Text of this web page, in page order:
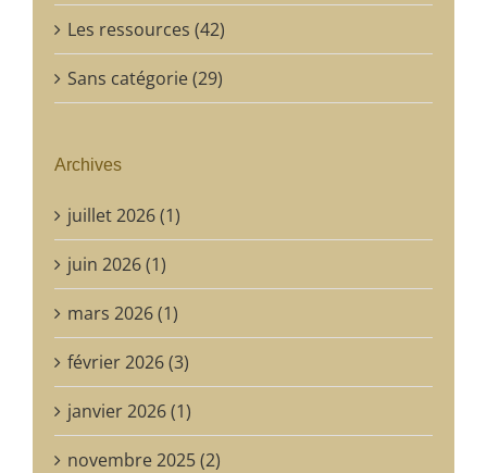
Les ressources (42)
Sans catégorie (29)
Archives
juillet 2026 (1)
juin 2026 (1)
mars 2026 (1)
février 2026 (3)
janvier 2026 (1)
novembre 2025 (2)